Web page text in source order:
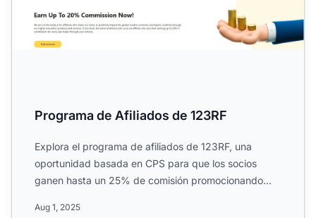
Programa de Afiliados de 123RF
Explora el programa de afiliados de 123RF, una
oportunidad basada en CPS para que los socios
ganen hasta un 25% de comisión promocionando
Aug 1, 2025